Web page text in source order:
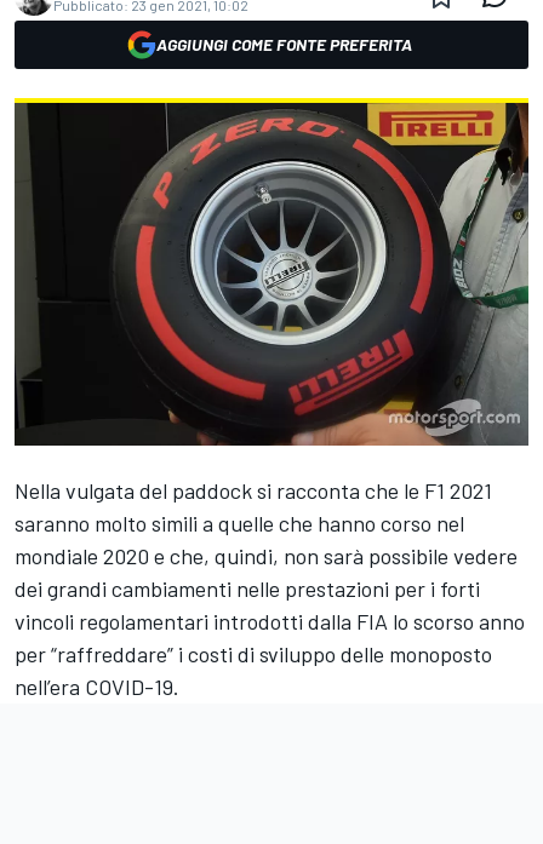
Pubblicato: 23 gen 2021, 10:02
AGGIUNGI COME FONTE PREFERITA
Nella vulgata del paddock si racconta che le F1 2021
saranno molto simili a quelle che hanno corso nel
mondiale 2020 e che, quindi, non sarà possibile vedere
dei grandi cambiamenti nelle prestazioni per i forti
vincoli regolamentari introdotti dalla FIA lo scorso anno
per “raffreddare” i costi di sviluppo delle monoposto
nell’era COVID-19.